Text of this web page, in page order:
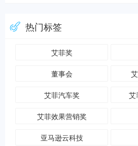
热门标签
艾菲奖
董事会
艾菲汽车奖 艾
艾菲效果营销奖
亚马逊云科技